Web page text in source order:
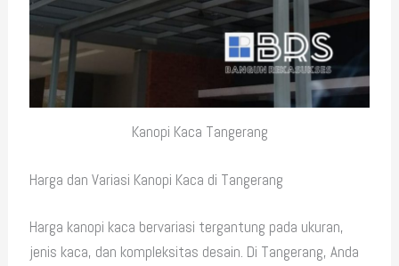
Kanopi Kaca Tangerang
Harga dan Variasi Kanopi Kaca di Tangerang
Harga kanopi kaca bervariasi tergantung pada ukuran,
jenis kaca, dan kompleksitas desain. Di Tangerang, Anda